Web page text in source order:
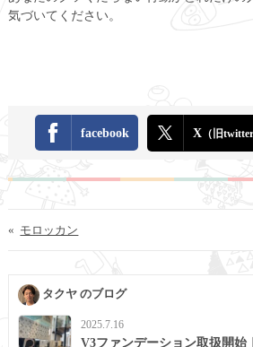
気づいてください。
facebook X（旧twitter
« モロッカン
タクヤ のブログ
2025.7.16
V3ファンデーション取扱開始